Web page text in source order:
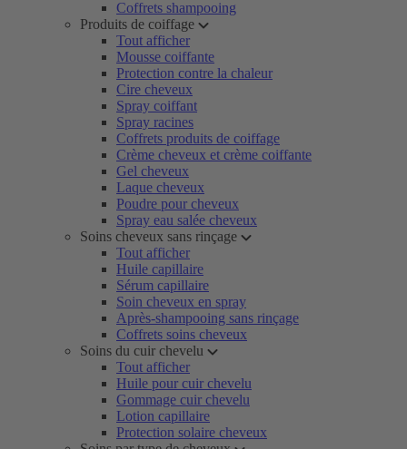
Coffrets shampooing
Produits de coiffage
Tout afficher
Mousse coiffante
Protection contre la chaleur
Cire cheveux
Spray coiffant
Spray racines
Coffrets produits de coiffage
Crème cheveux et crème coiffante
Gel cheveux
Laque cheveux
Poudre pour cheveux
Spray eau salée cheveux
Soins cheveux sans rinçage
Tout afficher
Huile capillaire
Sérum capillaire
Soin cheveux en spray
Après-shampooing sans rinçage
Coffrets soins cheveux
Soins du cuir chevelu
Tout afficher
Huile pour cuir chevelu
Gommage cuir chevelu
Lotion capillaire
Protection solaire cheveux